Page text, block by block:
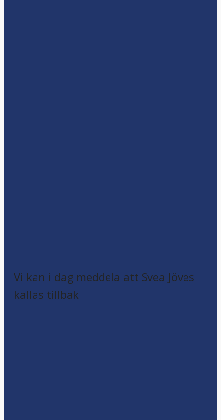
Vi kan i dag meddela att Svea Jöves
kallas tillbak